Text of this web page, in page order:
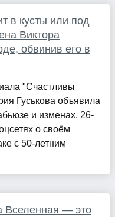
в кусты или под
Виктора
обвинив его в
"Счастливы
Гуськова объявила
и изменах. 26-
о своём
с 50-летним
Вселенная — это